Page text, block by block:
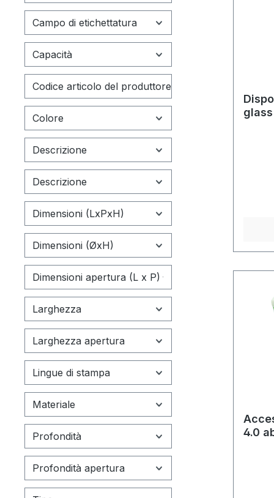
Campo di etichettatura
Capacità
Codice articolo del produttore
Colore
Descrizione
Descrizione
Dimensioni (LxPxH)
Dimensioni (ØxH)
Dimensioni apertura (L x P)
Larghezza
Larghezza apertura
Lingue di stampa
Materiale
Profondità
Profondità apertura
glass
4.0